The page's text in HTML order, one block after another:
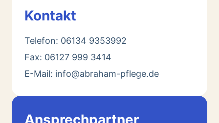
Kontakt
Telefon: 06134 9353992
Fax: 06127 999 3414
E-Mail: info@abraham-pflege.de
Ansprechpartner